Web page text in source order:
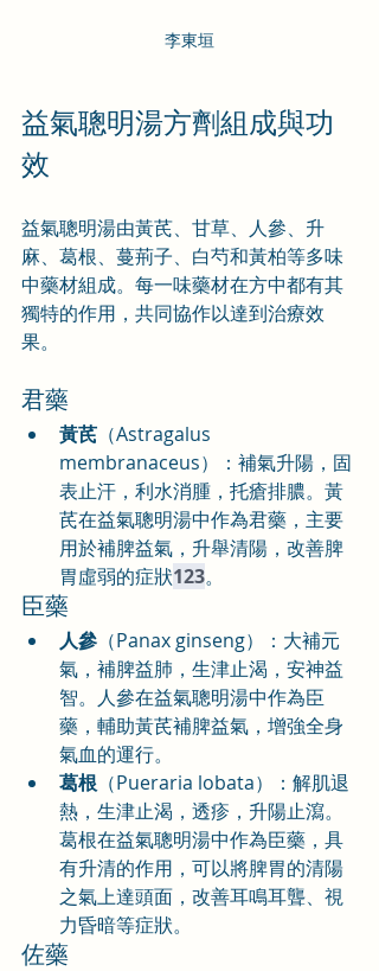
李東垣
益氣聰明湯方劑組成與功
效
益氣聰明湯由黃芪、甘草、人參、升
麻、葛根、蔓荊子、白芍和黃柏等多味
中藥材組成。每一味藥材在方中都有其
獨特的作用，共同協作以達到治療效
果。
君藥
黃芪 （Astragalus
membranaceus）：補氣升陽，固
表止汗，利水消腫，托瘡排膿。黃
芪在益氣聰明湯中作為君藥，主要
用於補脾益氣，升舉清陽，改善脾
胃虛弱的症狀123。
臣藥
人參 （Panax ginseng）：大補元
氣，補脾益肺，生津止渴，安神益
智。人參在益氣聰明湯中作為臣
藥，輔助黃芪補脾益氣，增強全身
氣血的運行。
葛根 （Pueraria lobata）：解肌退
熱，生津止渴，透疹，升陽止瀉。
葛根在益氣聰明湯中作為臣藥，具
有升清的作用，可以將脾胃的清陽
之氣上達頭面，改善耳鳴耳聾、視
力昏暗等症狀。
佐藥